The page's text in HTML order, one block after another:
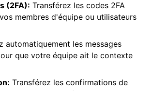
(2FA): Transférez les codes 2FA
membres d'équipe ou utilisateurs
automatiquement les messages
que votre équipe ait le contexte
Transférez les confirmations de